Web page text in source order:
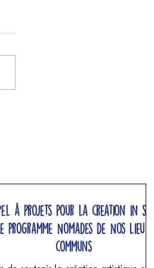
à projets pour la creation in situ,
programme Nomades de Nos Lieux
communs